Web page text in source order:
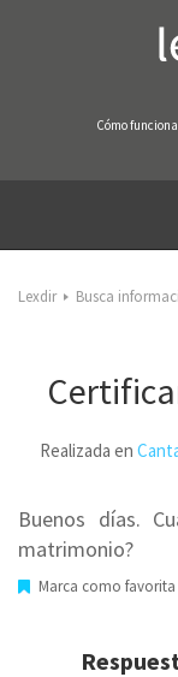
Cómo funciona
Lexdir Busca
Realizada en
Buenos días.
matrimonio?
Marca como favorita